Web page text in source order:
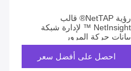
رؤية NetTAP® قالب
NetInsight ™ لإدارة شبكة
بيانات حركة المرور
احصل على أفضل سعر